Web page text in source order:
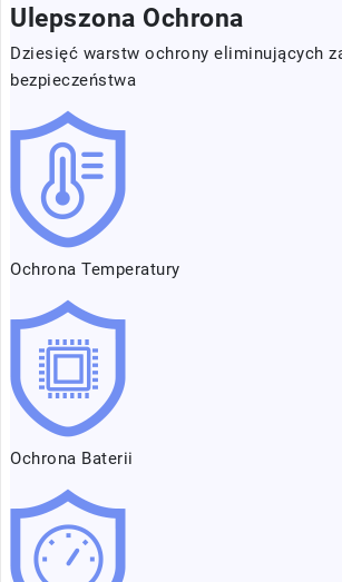
Ulepszona Ochrona
Dziesięć warstw ochrony eliminujących
bezpieczeństwa
Ochrona Temperatury
Ochrona Baterii